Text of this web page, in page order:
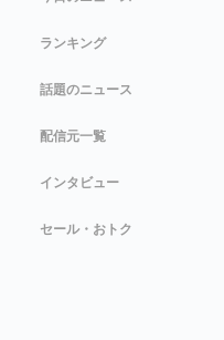
ランキング
話題のニュース
配信元一覧
インタビュー
セール・おトク